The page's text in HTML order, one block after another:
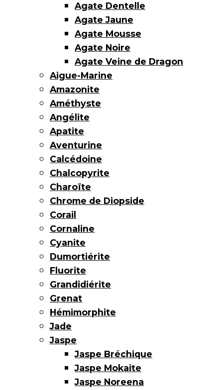
Agate Dentelle
Agate Jaune
Agate Mousse
Agate Noire
Agate Veine de Dragon
Aigue-Marine
Amazonite
Améthyste
Angélite
Apatite
Aventurine
Calcédoine
Chalcopyrite
Charoïte
Chrome de Diopside
Corail
Cornaline
Cyanite
Dumortiérite
Fluorite
Grandidiérite
Grenat
Hémimorphite
Jade
Jaspe
Jaspe Bréchique
Jaspe Mokaite
Jaspe Noreena